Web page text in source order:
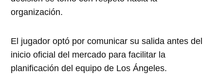
organización.
El jugador optó por comunicar su salida antes del
inicio oficial del mercado para facilitar la
planificación del equipo de Los Ángeles.